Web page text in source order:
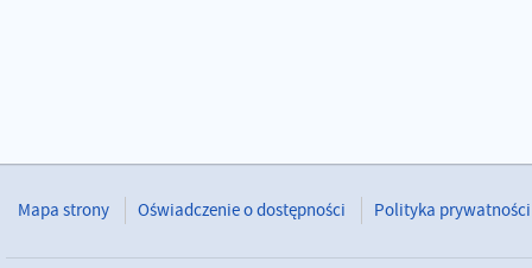
Mapa strony Oświadczenie o dostępności Polityka prywatności